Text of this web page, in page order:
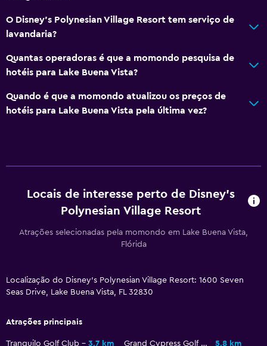
Lavandaria
Lavandaria
Serviço de lavandaria
Ferro e tábua de passar a ferro
Restaurante
Bar/Lounge
Máquina de café
Segurança 24/7
O Disney's Polynesian Village Resort tem serviço de
lavandaria?
Quantas operadoras é que a momondo pesquisa de
hotéis para Lake Buena Vista?
Quando é que a momondo atualizou os preços de
hotéis para Lake Buena Vista pela última vez?
Locais de interesse perto de Disney's
Polynesian Village Resort
Atrações selecionadas pela momondo em Lake Buena Vista,
Flórida
Localização do Disney's Polynesian Village Resort: 1600 Seven
Seas Drive, Lake Buena Vista, FL 32830
Atrações principais
Tranquilo Golf Club 3,7 km Grand Cypress Golf Club
5,8 km